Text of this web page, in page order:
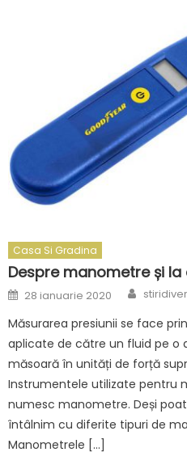
Casa Si Gradina
Despre manometre și
Posted
on
28 ianuarie 2020 Author
Măsurarea presiunii se face
aplicate de către un fluid pe o
măsoară în unități de forță
Instrumentele utilizate pentru
numesc manometre. Deși
întâlnim cu diferite tipuri de
Manometrele […]